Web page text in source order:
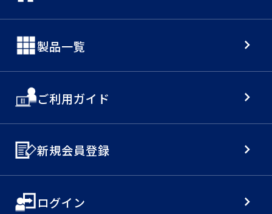
製品一覧
ご利用ガイド
新規会員登録
ログイン